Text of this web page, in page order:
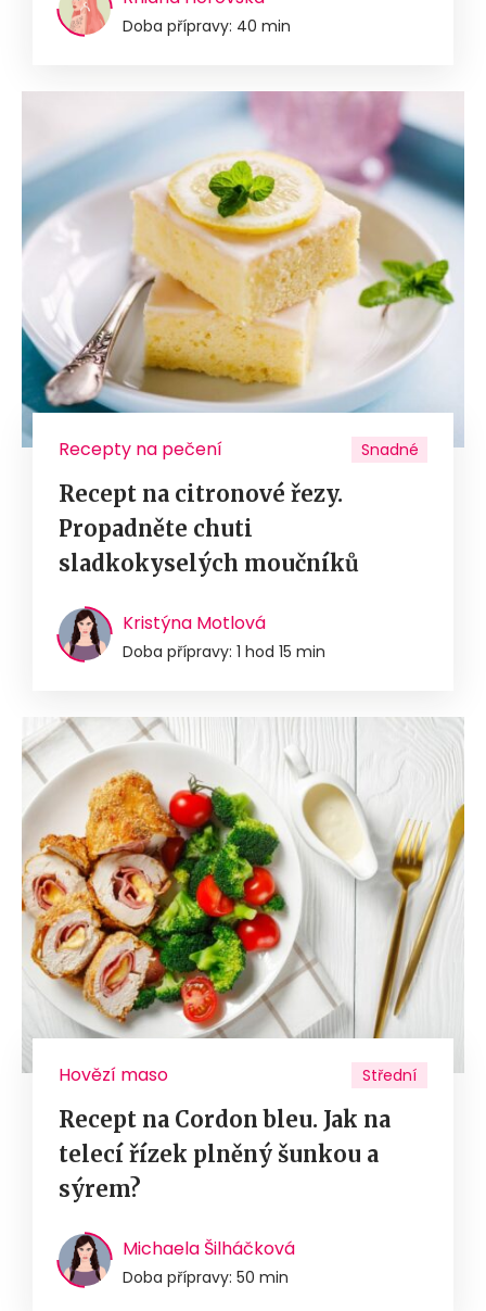
Doba přípravy: 40 min
Recepty na pečení Snadné
Recept na citronové řezy.
Propadněte chuti
sladkokyselých moučníků
Kristýna Motlová
Doba přípravy: 1 hod 15 min
Hovězí maso Střední
Recept na Cordon bleu. Jak na
telecí řízek plněný šunkou a
sýrem?
Michaela Šilháčková
Doba přípravy: 50 min